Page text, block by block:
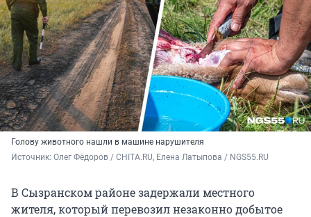
Голову животного нашли в машине нарушителя
Источник: Олег Фёдоров / CHITA.RU, Елена Латыпова / NGS55.RU
В Сызранском районе задержали местного
жителя, который перевозил незаконно добытое